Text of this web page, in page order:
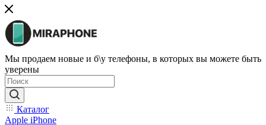
Мы продаем новые и б\у телефоны, в которых вы можете быть
уверены
Каталог
Apple iPhone